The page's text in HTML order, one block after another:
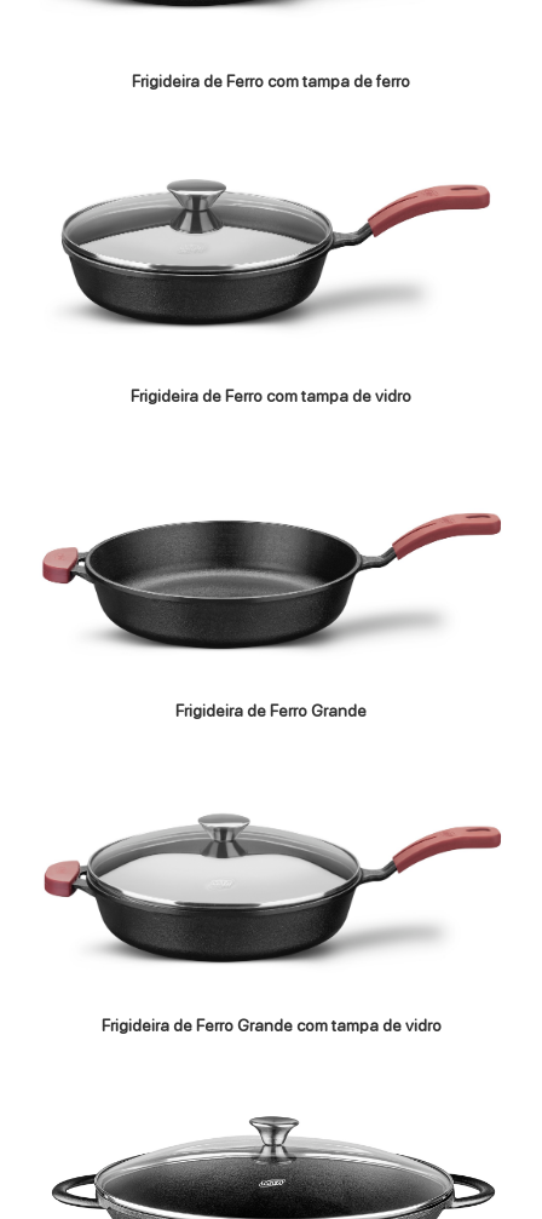
Frigideira de Ferro com tampa de ferro
Frigideira de Ferro com tampa de vidro
Frigideira de Ferro Grande
Frigideira de Ferro Grande com tampa de vidro